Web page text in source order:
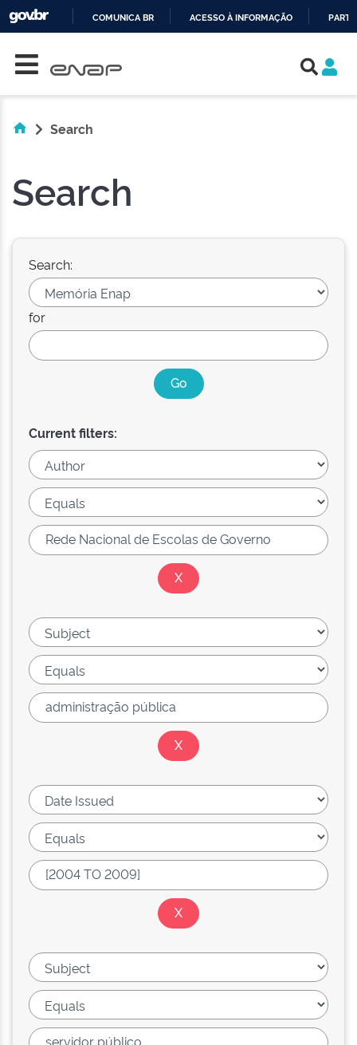
COMUNICA BR ACESSO À INFORMAÇÃO
Search
Search
Search:
for
Current filters: